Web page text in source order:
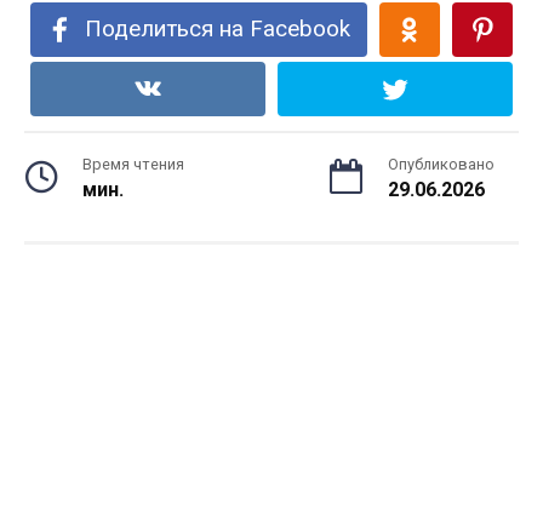
Поделиться на Facebook
Время чтения
мин.
Опубликовано
29.06.2026